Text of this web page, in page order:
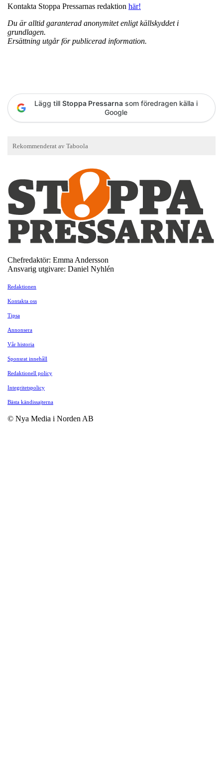
Kontakta Stoppa Pressarnas redaktion här!
Du är alltid garanterad anonymitet enligt källskyddet i
grundlagen.
Ersättning utgår för publicerad information.
Lägg till Stoppa Pressarna som föredragen källa i
Google
Chefredaktör: Emma Andersson
Ansvarig utgivare: Daniel Nyhlén
Redaktionen
Kontakta oss
Tipsa
Annonsera
Vår historia
Sponsrat innehåll
Redaktionell policy
Integritetspolicy
Bästa kändissajterna
© Nya Media i Norden AB